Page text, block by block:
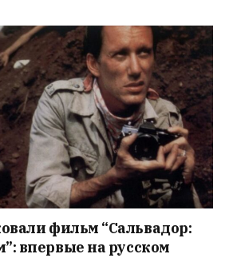
фильм “Сальвадор:
впервые на русском